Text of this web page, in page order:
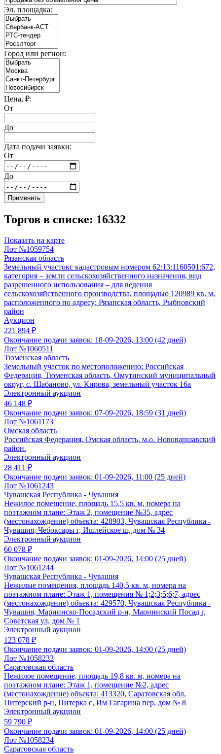
Эл. площадка:
Город или регион:
Цена, ₽:
От
До
Дата подачи заявки:
От
До
Применить
Торгов в списке: 16332
Показать на карте
Лот №1059754
Рязанская область
Земельный участокс кадастровым номером 62:13:1160501:672,
категория – земли сельскохозяйственного назначения, вид
разрешенного использования – для ведения
сельскохозяйственного производства, площадью 120989 кв. м,
расположенного по адресу: Рязанская область, Рыбновский
район
Аукцион
221 894 ₽
Окончание подачи заявок: 18-09-2026, 13:00 (42 дней)
Лот №1060511
Тюменская область
Земельный участок по местоположению: Российская
Федерация, Тюменская область, Омутинский муниципальный
округ, с. Шабаново, ул. Кирова, земельный участок 16а
Электронный аукцион
46 148 ₽
Окончание подачи заявок: 07-09-2026, 18:59 (31 дней)
Лот №1061173
Омская область
Российская Федерация, Омская область, м.о. Нововаршавский
район.
Электронный аукцион
28 411 ₽
Окончание подачи заявок: 01-09-2026, 11:00 (25 дней)
Лот №1061243
Чувашская Республика - Чувашия
Нежилое помещение, площадь 15,5 кв. м, номера на
поэтажном плане: Этаж 2, помещение №35, адрес
(местонахождение) объекта: 428903, Чувашская Республика -
Чувашия, Чебоксары г, Ишлейское ш, дом № 34
Электронный аукцион
60 078 ₽
Окончание подачи заявок: 01-09-2026, 14:00 (25 дней)
Лот №1061244
Чувашская Республика - Чувашия
Нежилые помещения, площадь 140,5 кв. м, номера на
поэтажном плане: Этаж 1, помещения № 1;2;3;5;6;7, адрес
(местонахождение) объекта: 429570, Чувашская Республика -
Чувашия, Мариинско-Посадский р-н, Мариинский Посад г,
Советская ул, дом № 1
Электронный аукцион
123 078 ₽
Окончание подачи заявок: 01-09-2026, 14:00 (25 дней)
Лот №1058233
Саратовская область
Нежилое помещение, площадь 19,8 кв. м, номера на
поэтажном плане: Этаж 1, помещение №2, адрес
(местонахождение) объекта: 413320, Саратовская обл,
Питерский р-н, Питерка с, Им Гагарина пер, дом № 8
Электронный аукцион
59 790 ₽
Окончание подачи заявок: 01-09-2026, 14:00 (25 дней)
Лот №1058234
Саратовская область